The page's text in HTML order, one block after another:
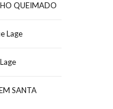
QUEIMADO
Lage
SANTA